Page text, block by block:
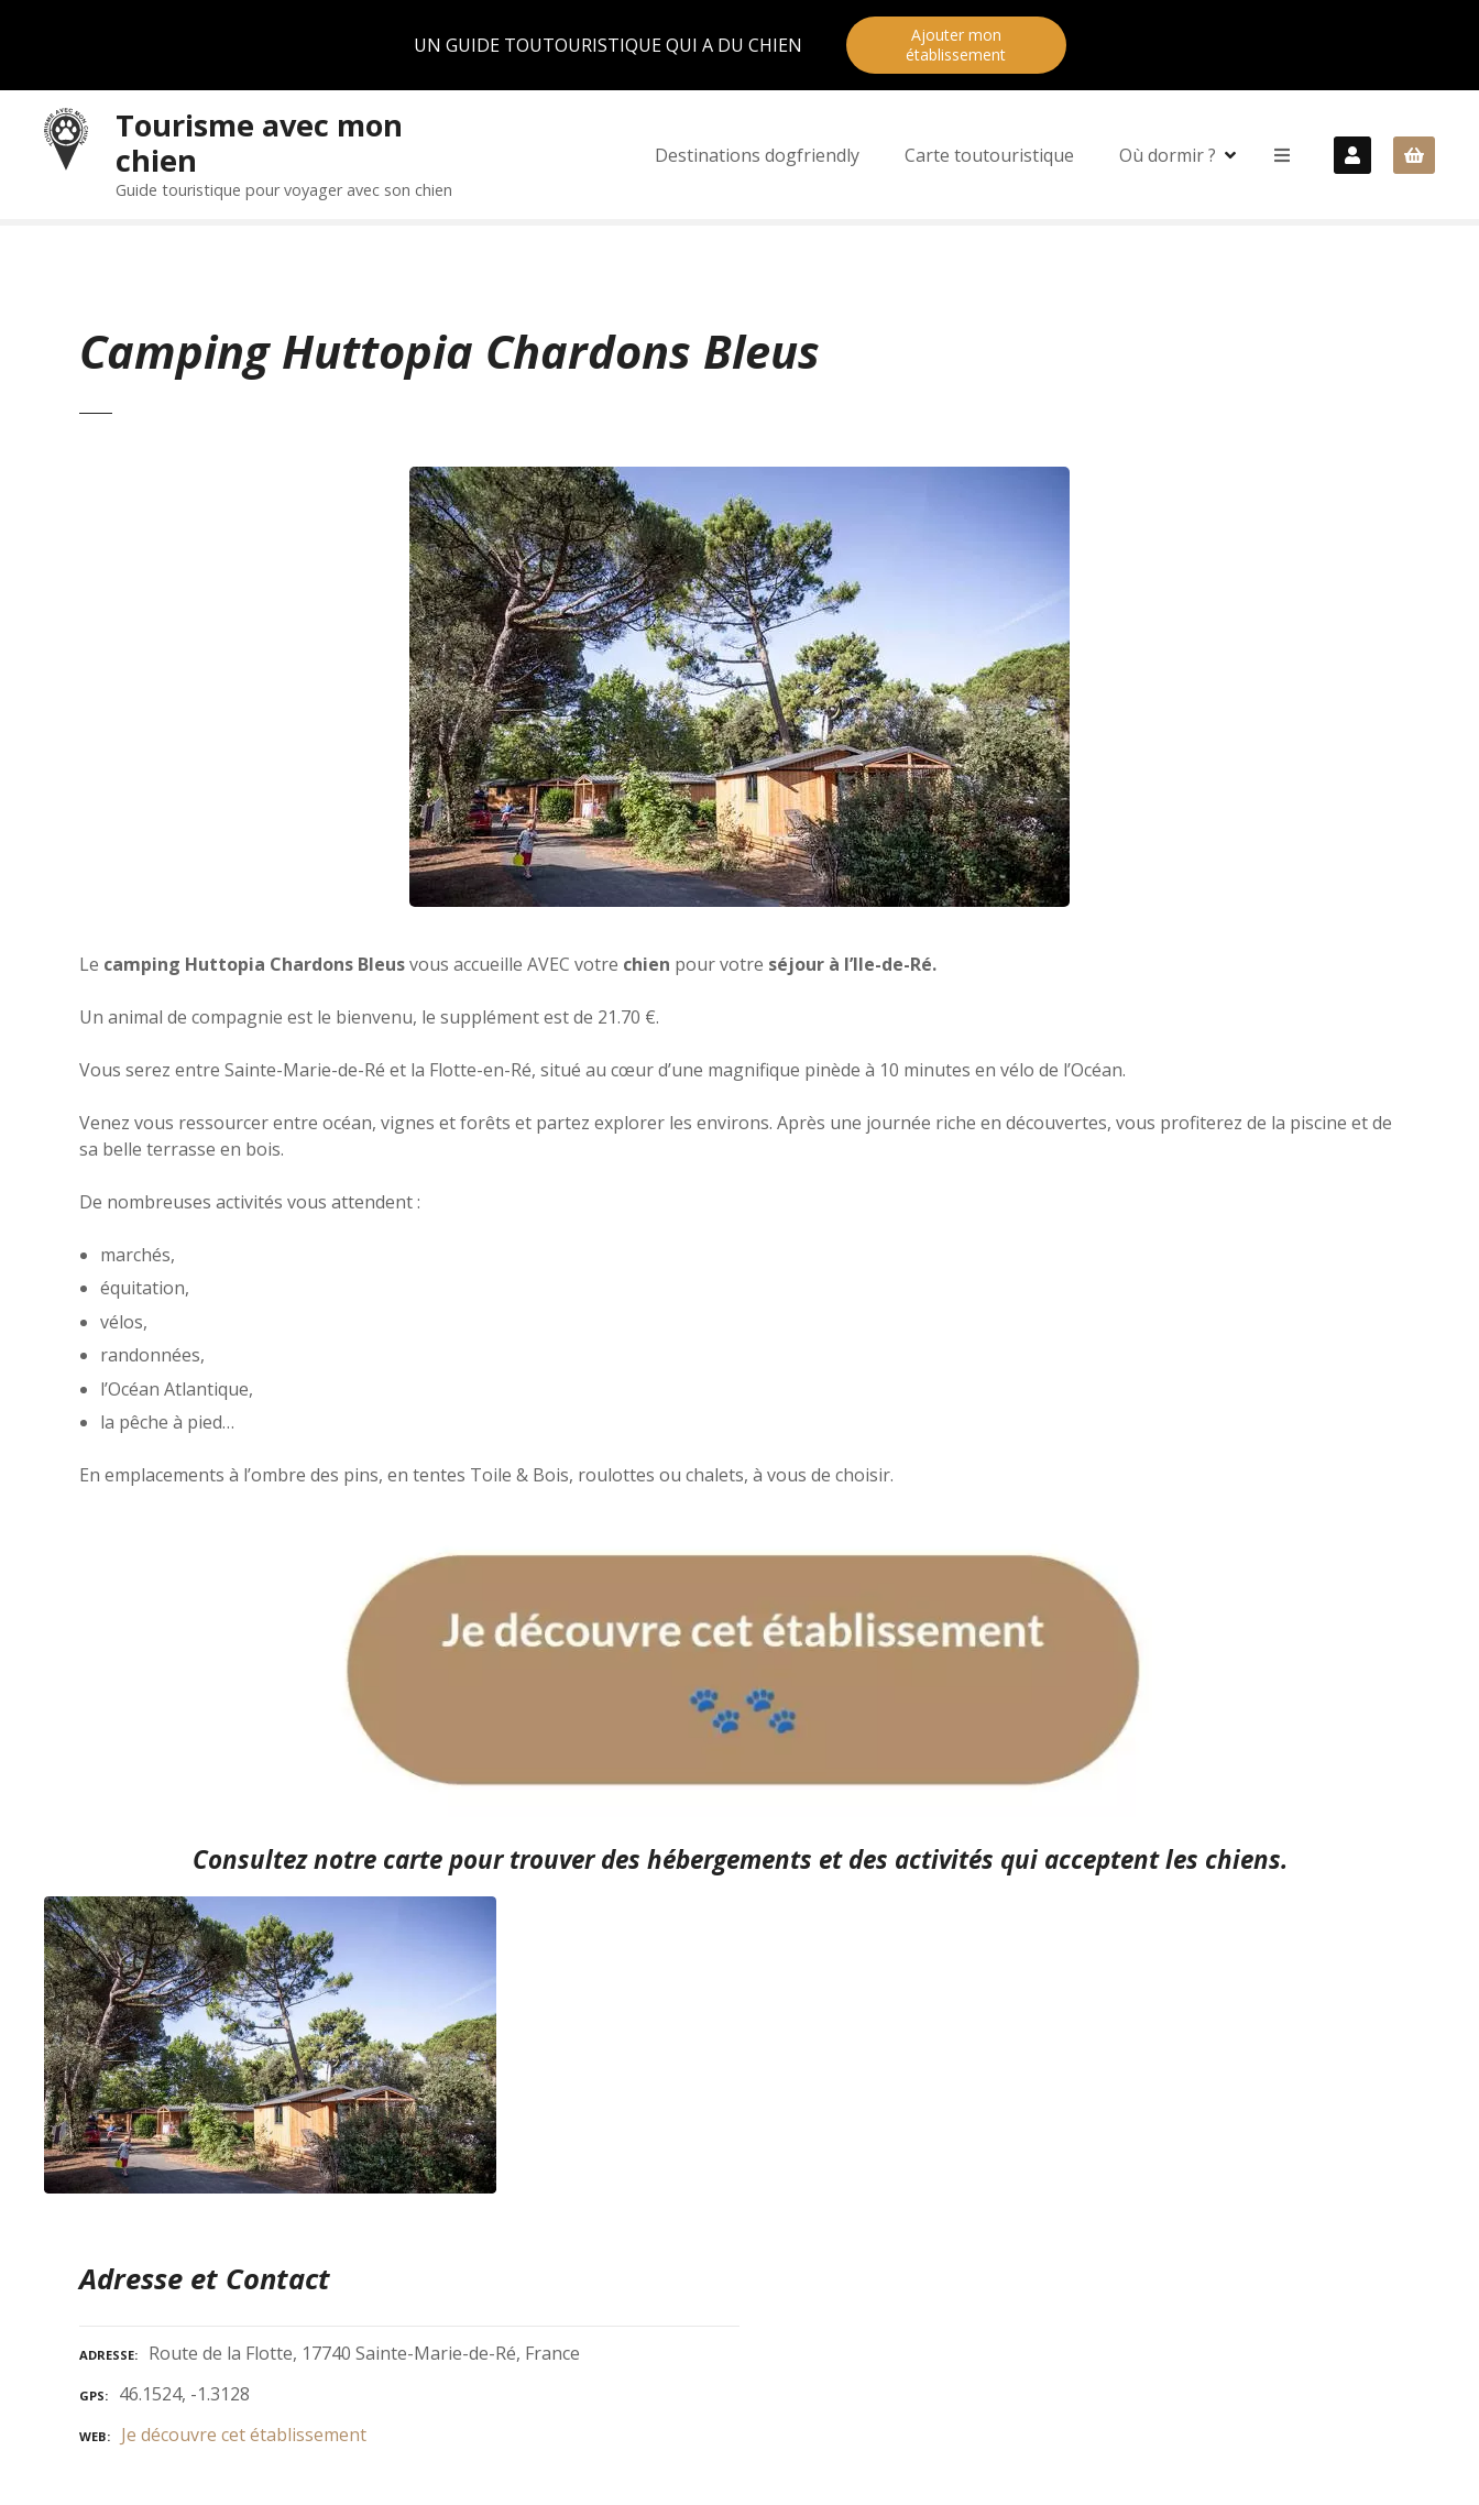
UN GUIDE TOUTOURISTIQUE QUI A DU CHIEN
Ajouter mon
établissement
Tourisme avec mon
chien
Guide touristique pour voyager avec son chien
Destinations dogfriendly Carte toutouristique Où dormir ?
Camping Huttopia Chardons Bleus
Le camping Huttopia Chardons Bleusvous accueille AVEC votre chien pour votre séjour à l’Ile-de-Ré.
Un animal de compagnie est le bienvenu, le supplément est de 21.70 €.
Vous serez entre Sainte-Marie-de-Ré et la Flotte-en-Ré, situé au cœur d’une magnifique pinède à 10 minutes en vélo de l’Océan.
Venez vous ressourcer entre océan, vignes et forêts et partez explorer les environs. Après une journée riche en découvertes, vous profiterez de la piscine et de
sa belle terrasse en bois.
De nombreuses activités vous attendent :
marchés,
équitation,
vélos,
randonnées,
l’Océan Atlantique,
la pêche à pied…
En emplacements à l’ombre des pins, en tentes Toile & Bois, roulottes ou chalets, à vous de choisir.
Consultez notre cartepour trouver des hébergements et des activités qui acceptent les chiens.
Adresse et Contact
ADRESSE Route de la Flotte, 17740 Sainte-Marie-de-Ré, France
GPS 46.1524, -1.3128
WEB Je découvre cet établissement